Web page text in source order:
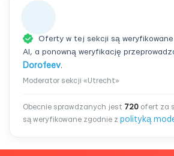
Oferty w tej sekcji są
AI, a ponowną weryfikację
Dorofeev.
Moderator sekcji «Utrecht»
Obecnie sprawdzanych jest 720 ofert za
są weryfikowane zgodnie z polityką